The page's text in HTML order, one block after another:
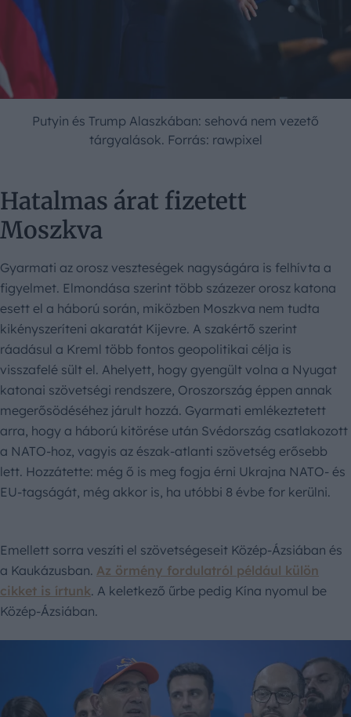
Putyin és Trump Alaszkában: sehová nem vezető
tárgyalások. Forrás: rawpixel
Hatalmas árat fizetett
Moszkva
Gyarmati az orosz veszteségek nagyságára is felhívta a
figyelmet. Elmondása szerint több százezer orosz katona
esett el a háború során, miközben Moszkva nem tudta
kikényszeríteni akaratát Kijevre. A szakértő szerint
ráadásul a Kreml több fontos geopolitikai célja is
visszafelé sült el. Ahelyett, hogy gyengült volna a Nyugat
katonai szövetségi rendszere, Oroszország éppen annak
megerősödéséhez járult hozzá. Gyarmati emlékeztetett
arra, hogy a háború kitörése után Svédország csatlakozott
a NATO-hoz, vagyis az észak-atlanti szövetség erősebb
lett. Hozzátette: még ő is meg fogja érni Ukrajna NATO- és
EU-tagságát, még akkor is, ha utóbbi 8 évbe for kerülni.
Emellett sorra veszíti el szövetségeseit Közép-Ázsiában és
a Kaukázusban. Az örmény fordulatról például külön
cikket is írtunk. A keletkező űrbe pedig Kína nyomul be
Közép-Ázsiában.